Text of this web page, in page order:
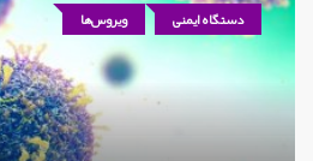
دستگاه ایمنی ویروس‌ها